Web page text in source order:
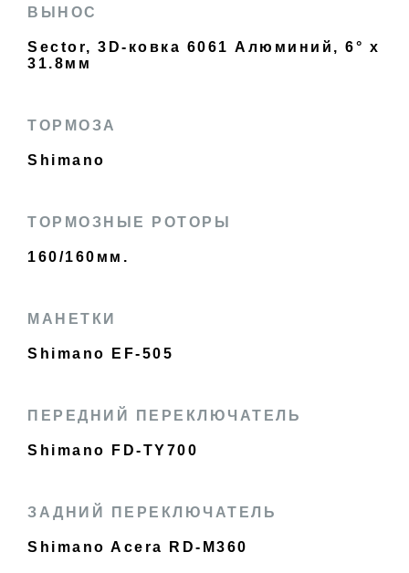
ВЫНОС
Sector, 3D-ковка 6061 Алюминий, 6° x
31.8мм
ТОРМОЗА
Shimano
ТОРМОЗНЫЕ РОТОРЫ
160/160мм.
МАНЕТКИ
Shimano EF-505
ПЕРЕДНИЙ ПЕРЕКЛЮЧАТЕЛЬ
Shimano FD-TY700
ЗАДНИЙ ПЕРЕКЛЮЧАТЕЛЬ
Shimano Acera RD-M360